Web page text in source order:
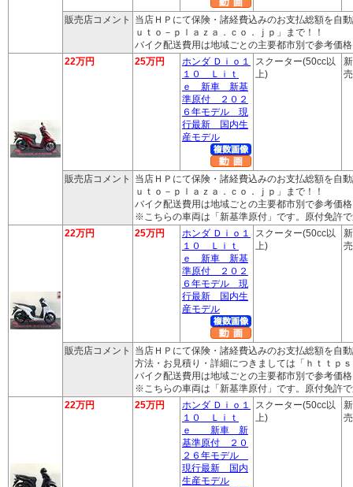
販売店コメント
当店ＨＰにて保険・諸経費込みのお支払総額を自
ｕｔｏ－ｐｌａｚａ．ｃｏ．ｊｐ」まで！！
バイク配送費用は地域ごとの主要都市別で参考価
22万円
25万円
ホンダ Ｄｉｏ１
１０ Ｌｉｔ
ｅ 新車 新基
準原付 ２０２
６年モデル 現
行最新 国内生
産モデル
スクーター(50cc以
上)
販売店コメント
当店ＨＰにて保険・諸経費込みのお支払総額を自
ｕｔｏ－ｐｌａｚａ．ｃｏ．ｊｐ」まで！！
バイク配送費用は地域ごとの主要都市別で参考価
※こちらの車両は「新基準原付」です。原付免許
22万円
25万円
ホンダ Ｄｉｏ１
１０ Ｌｉｔ
ｅ 新車 新基
準原付 ２０２
６年モデル 現
行最新 国内生
産モデル
スクーター(50cc以
上)
販売店コメント
当店ＨＰにて保険・諸経費込みのお支払総額を自
方法・お見積り・詳細につきましては「ｈｔｔｐ
バイク配送費用は地域ごとの主要都市別で参考価
※こちらの車両は「新基準原付」です。原付免許
22万円
25万円
ホンダ Ｄｉｏ１
１０ Ｌｉｔ
ｅ 新車 新
基準原付 ２０
２６年モデル
現行最新 国内
生産モデル
スクーター(50cc以
上)